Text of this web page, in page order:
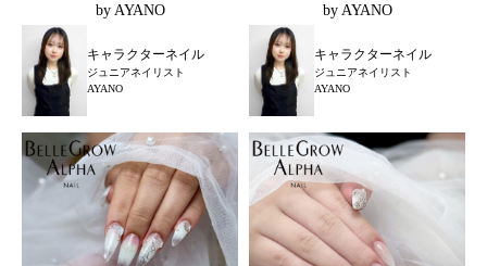
by AYANO
キャラクターネイル
ジュニアネイリスト
AYANO
by AYANO
キャラクターネイル
ジュニアネイリスト
AYANO